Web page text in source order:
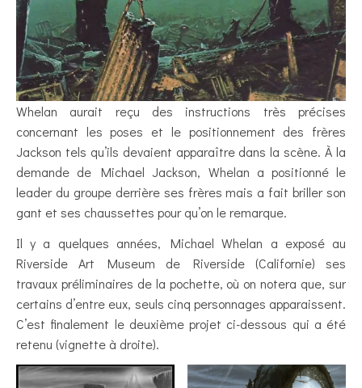
Whelan aurait reçu des instructions très précises
concernant les poses et le positionnement des frères
Jackson tels qu’ils devaient apparaître dans la scène. À la
demande de Michael Jackson, Whelan a positionné le
leader du groupe derrière ses frères mais a fait briller son
gant et ses chaussettes pour qu’on le remarque.
Il y a quelques années, Michael Whelan a exposé au
Riverside Art Museum de Riverside (Californie) ses
travaux préliminaires de la pochette, où on notera que, sur
certains d’entre eux, seuls cinq personnages apparaissent.
C’est finalement le deuxième projet ci-dessous qui a été
retenu (vignette à droite).